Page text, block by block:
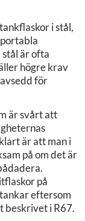
i stål,
är ofta
högre krav
för
är svårt att
är att man i
på om det är
på
eftersom
beskrivet i R67.